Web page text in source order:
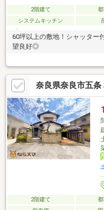
2階建て
システムキッチン
60坪以上の敷地！シャッター
望良好◎
奈良県奈良市五
2階建て